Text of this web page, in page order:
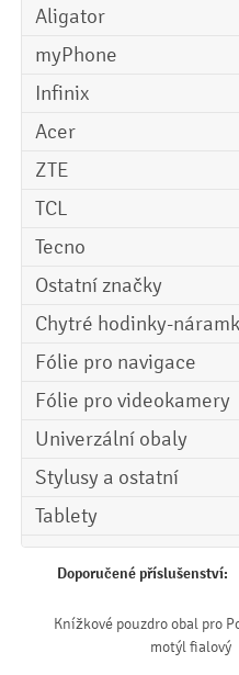
Aligator
myPhone
Infinix
Acer
ZTE
TCL
Tecno
Ostatní značky
Chytré hodinky-
Fólie pro navigace
Fólie pro videokamery
Univerzální obaly
Stylusy a ostatní
Tablety
Doporučené příslušenství:
Knížkové pouzdro obal pro
motýl fialový